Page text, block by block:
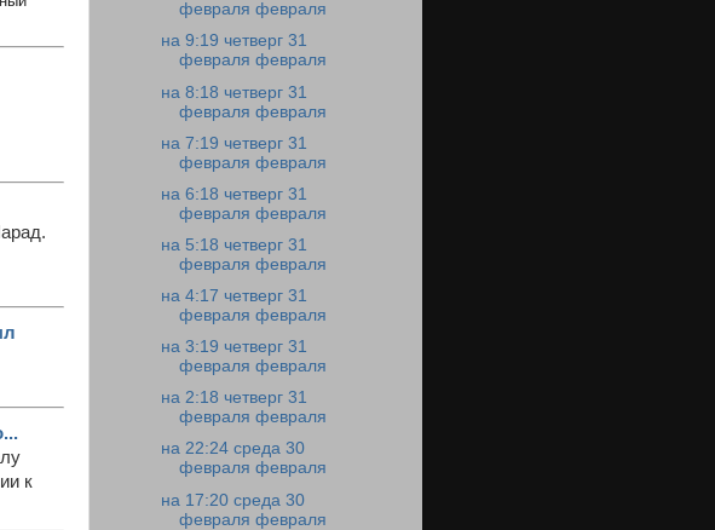
к
февраля февраля
на 9:19 четверг 31
февраля февраля
на 8:18 четверг 31
февраля февраля
на 7:19 четверг 31
февраля февраля
на 6:18 четверг 31
февраля февраля
на 5:18 четверг 31
февраля февраля
на 4:17 четверг 31
февраля февраля
на 3:19 четверг 31
февраля февраля
на 2:18 четверг 31
февраля февраля
на 22:24 среда 30
февраля февраля
на 17:20 среда 30
февраля февраля